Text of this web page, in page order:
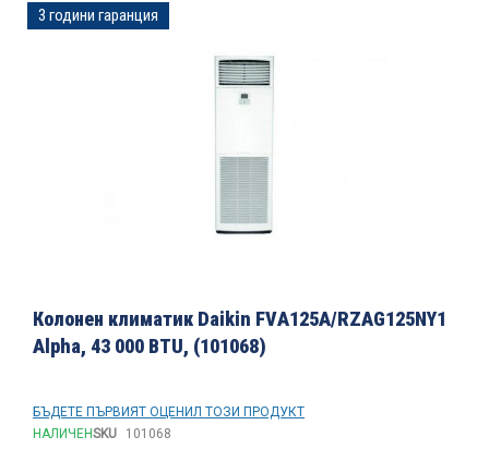
Преминете
към
3 години гаранция
към
на
снимки
Колонен климатик Daikin FVА125А/RZAG125NY1
Alpha, 43 000 BTU, (101068)
БЪДЕТЕ ПЪРВИЯТ ОЦЕНИЛ ТОЗИ ПРОДУКТ
НАЛИЧЕНSKU
101068